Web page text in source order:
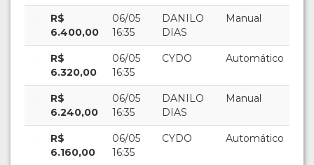
R$
6.400,00
06/05
16:35
DANILO
DIAS
Manual
R$
6.320,00
06/05
16:35
CYDO Automático
R$
6.240,00
06/05
16:35
DANILO
DIAS
Manual
R$
6.160,00
06/05
16:35
CYDO Automático